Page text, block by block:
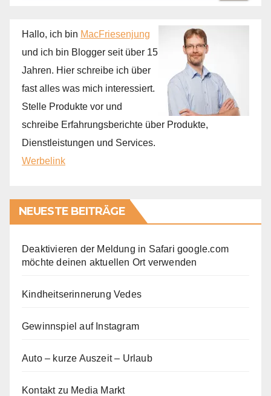
Hallo, ich bin MacFriesenjung
und ich bin Blogger seit über 15
Jahren. Hier schreibe ich über
fast alles was mich interessiert.
Stelle Produkte vor und
schreibe Erfahrungsberichte über Produkte,
Dienstleistungen und Services.
Werbelink
NEUESTE BEITRÄGE
Deaktivieren der Meldung in Safari google.com
möchte deinen aktuellen Ort verwenden
Kindheitserinnerung Vedes
Gewinnspiel auf Instagram
Auto – kurze Auszeit – Urlaub
Kontakt zu Media Markt